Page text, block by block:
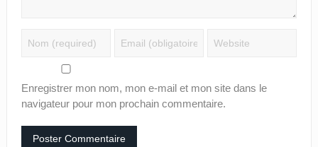
Enregistrer mon nom, mon e-mail et mon site dans le
navigateur pour mon prochain commentaire.